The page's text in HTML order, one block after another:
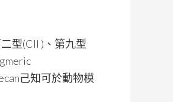
型(CII )、第九型
己知可於動物模